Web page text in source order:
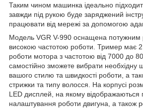
Таким чином машинка ідеально
завжди під рукою буде заряджений
працювати від мережі за допомогою
Модель VGR V-990 оснащена потужним
високою частотою роботи. Тример має
роботи мотора з частотою від 7000 до
самостійно зможете вибрати необхідну
вашого стилю та швидкості роботи, а
стрижки та типу волосся. На корпусі
LED дисплей, на якому відображаються
налаштування роботи двигуна, а також